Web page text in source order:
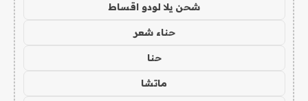
شحن يلا لودو اقساط
حناء شعر
حنا
ماتشا